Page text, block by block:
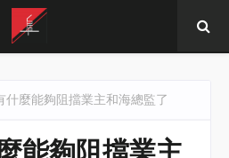
什麼能夠阻擋業主和海總監了